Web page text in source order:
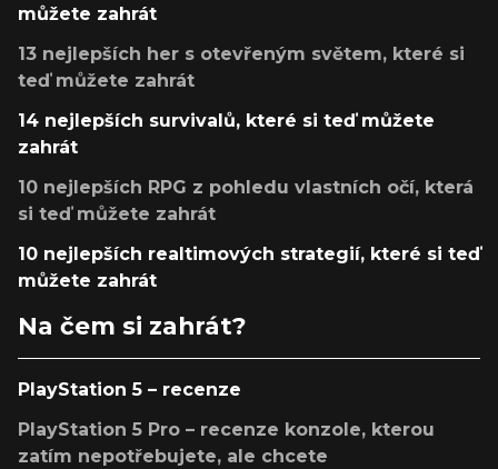
můžete zahrát
13 nejlepších her s otevřeným světem, které si
teď můžete zahrát
14 nejlepších survivalů, které si teď můžete
zahrát
10 nejlepších RPG z pohledu vlastních očí, která
si teď můžete zahrát
10 nejlepších realtimových strategií, které si teď
můžete zahrát
Na čem si zahrát?
PlayStation 5 – recenze
PlayStation 5 Pro – recenze konzole, kterou
zatím nepotřebujete, ale chcete